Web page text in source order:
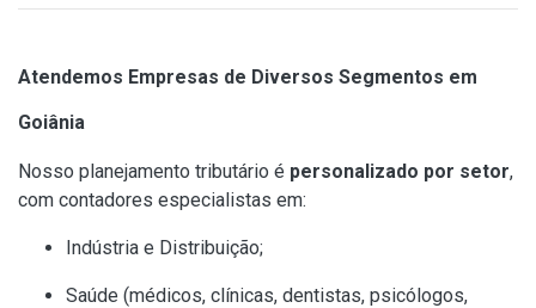
Atendemos Empresas de Diversos Segmentos em
Goiânia
Nosso planejamento tributário é personalizado por setor,
com contadores especialistas em:
Indústria e Distribuição;
Saúde (médicos, clínicas, dentistas, psicólogos,